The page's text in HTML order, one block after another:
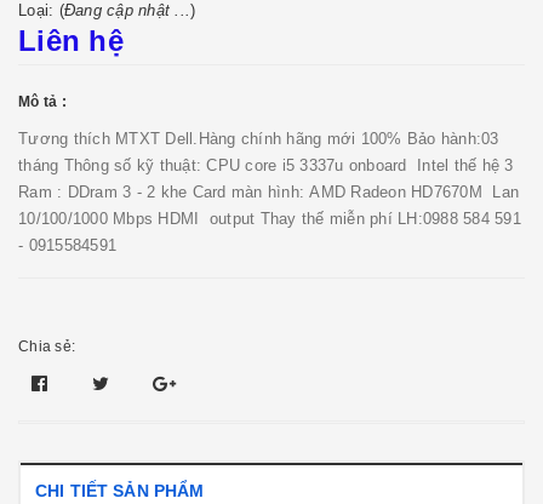
Loại: (Đang cập nhật ...)
Liên hệ
Mô tả :
Tương thích MTXT Dell.Hàng chính hãng mới 100% Bảo hành:03
tháng Thông số kỹ thuật: CPU core i5 3337u onboard Intel thế hệ 3
Ram : DDram 3 - 2 khe Card màn hình: AMD Radeon HD7670M Lan
10/100/1000 Mbps HDMI output Thay thế miễn phí LH:0988 584 591
- 0915584591
Chia sẻ:
CHI TIẾT SẢN PHẨM